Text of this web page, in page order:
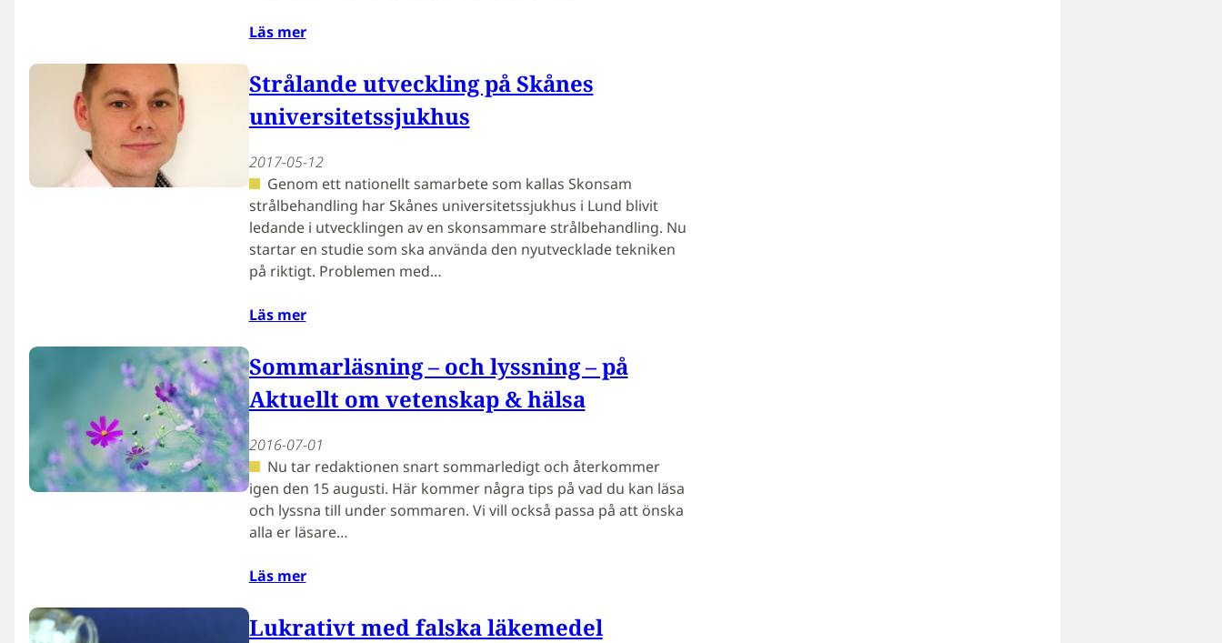
Läs mer
Strålande utveckling på Skånes
universitetssjukhus
2017-05-12
Genom ett nationellt samarbete som kallas Skonsam
strålbehandling har Skånes universitetssjukhus i Lund blivit
ledande i utvecklingen av en skonsammare strålbehandling. Nu
startar en studie som ska använda den nyutvecklade tekniken
på riktigt. Problemen med…
Läs mer
Sommarläsning – och lyssning – på
Aktuellt om vetenskap & hälsa
2016-07-01
Nu tar redaktionen snart sommarledigt och återkommer
igen den 15 augusti. Här kommer några tips på vad du kan läsa
och lyssna till under sommaren. Vi vill också passa på att önska
alla er läsare…
Läs mer
Lukrativt med falska läkemedel